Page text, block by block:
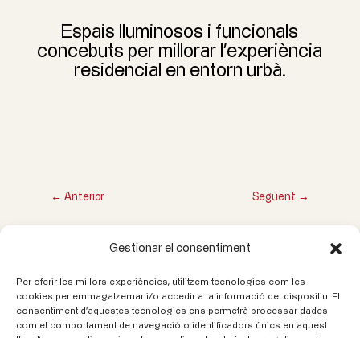
Gestionar el consentiment
Per oferir les millors experiències, utilitzem tecnologies com les
cookies per emmagatzemar i/o accedir a la informació del dispositiu. El
consentiment d'aquestes tecnologies ens permetrà processar dades
com el comportament de navegació o identificadors únics en aquest
Espais lluminosos i funcionals
concebuts per millorar l’experiència
residencial en entorn urbà.
← Anterior Següent →
Truca'ns
93 580 20 00